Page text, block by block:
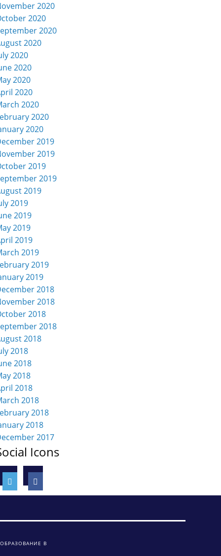
2020
2020
2020
2020
2020
2020
2020
2020
2020
2020
2020
2019
2019
2019
2019
2019
2019
2019
2019
2019
2019
2019
2019
2018
2018
2018
2018
2018
2018
2018
2018
2018
2018
2018
2018
2017
Icons
ОБРАЗОВАНИЕ В